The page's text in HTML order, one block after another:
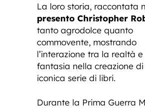
La loro storia, raccontata
presento Christopher
tanto agrodolce quanto
commovente, mostrando
l’interazione tra la realtà e
fantasia nella creazione
iconica serie di libri.
Durante la Prima Guerra